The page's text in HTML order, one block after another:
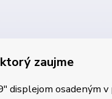
zaujme
displejom osadeným